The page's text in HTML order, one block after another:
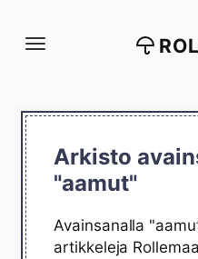
suoraan
Arkisto
"aamut"
Avainsanalla
artikkeleja